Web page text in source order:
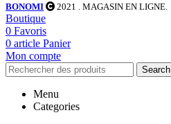
BONOMI 2021 . MAGASIN EN LIGNE.
Boutique
0 Favoris
0 article Panier
Mon compte
Search
Menu
Categories